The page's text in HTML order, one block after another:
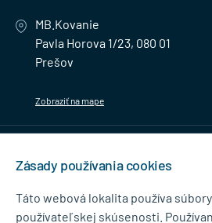
MB.Kovanie
Pavla Horova 1/23, 080 01
Prešov
Zobraziť na mape
NEWSLETTER
Zásady používania cookies
Táto webová lokalita používa
používateľskej skúsenosti.